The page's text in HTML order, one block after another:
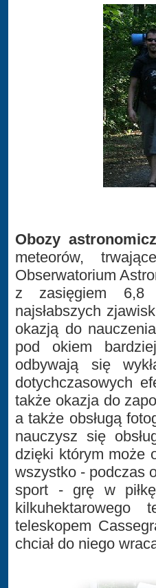
Obozy
meteorów,
Obserwatorium
z zasięgiem 6,8
najsłabszych
okazją do
pod okiem
odbywają się
dotychczasowych
także okazja do
a także obsługą
nauczysz się
dzięki którym może
wszystko - podczas
sport - grę w
kilkuhektarowego
teleskopem
chciał do niego